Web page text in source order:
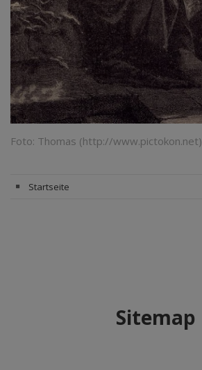
Foto: Thomas (http://www.pictokon.net)
Startseite
Sitemap